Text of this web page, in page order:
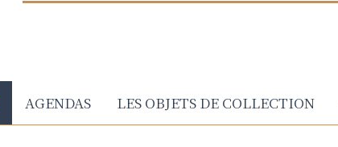
AGENDAS LES OBJETS DE COLLECTION